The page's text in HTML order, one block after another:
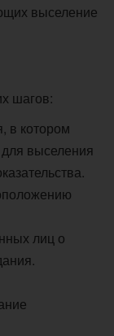
выселение
шагов:
в котором
выселения
лиц о